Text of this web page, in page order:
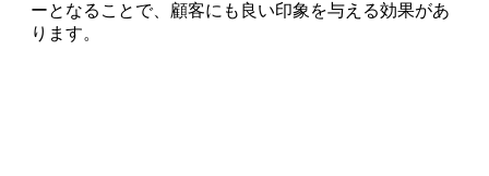
ーとなることで、顧客にも良い印象を与える効果があ
ります。